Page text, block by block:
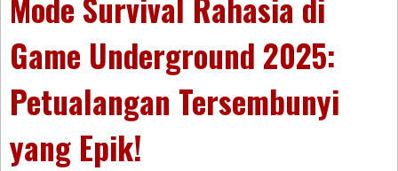
Indonesia
Game Underground 2025:
Petualangan Tersembunyi
yang Epik!